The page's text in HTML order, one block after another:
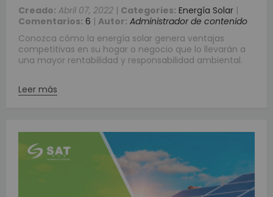
Creado: Abril 07, 2022 | Categories: Energía Solar |
Comentarios: 6 | Autor: Administrador de contenido
Conozca cómo la energía solar genera ventajas
competitivas en su hogar o negocio que lo llevarán a
una mayor rentabilidad y responsabilidad ambiental.
Leer más